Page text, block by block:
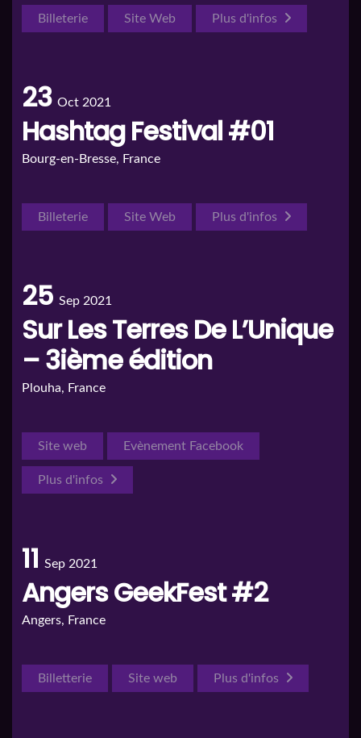
Billeterie Site Web Plus d'infos
23 Oct 2021
Hashtag Festival #01
Bourg-en-Bresse, France
Billeterie Site Web Plus d'infos
25 Sep 2021
Sur Les Terres De L’Unique
– 3ième édition
Plouha, France
Site web Evènement Facebook
Plus d'infos
11 Sep 2021
Angers GeekFest #2
Angers, France
Billetterie Site web Plus d'infos